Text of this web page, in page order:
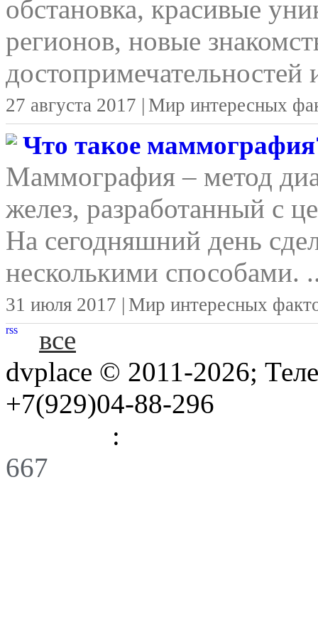
обстановка, красивые
регионов, новые
достопримечательностей
27 августа 2017 | Мир интересных
Что такое
Маммография – метод
желез, разработанный с
На сегодняшний день
несколькими способами.
31 июля 2017 | Мир интересных
rss
все
dvplace © 2011-2026;
+7(929)04-88-296
:
667